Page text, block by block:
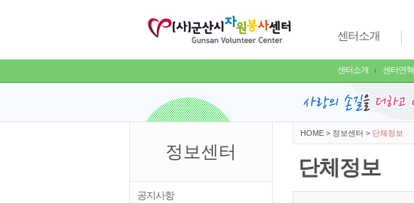
센터소개
센터소개 센터연혁
정보센터
공지사항
HOME > 정보센터 > 단체정보
단체정보